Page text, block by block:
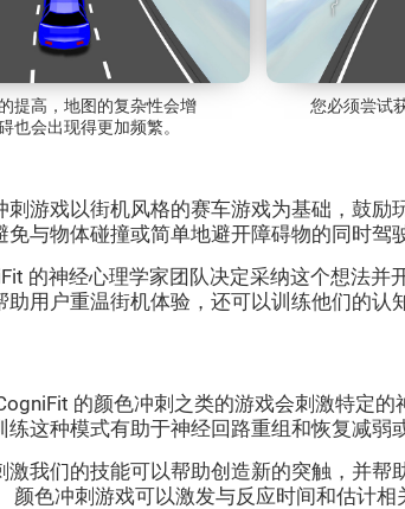
提高，地图的复杂性会增
也会出现得更加频繁。
您必须尝试
刺游戏以街机风格的赛车游戏为基础，鼓励
免与物体碰撞或简单地避开障碍物的同时驾
的神经心理学家团队决定采纳这个想法并
助用户重温街机体验，还可以训练他们的认
的颜色冲刺之类的游戏会刺激特定的
练这种模式有助于神经回路重组和恢复减弱
激我们的技能可以帮助创造新的突触，并帮
颜色冲刺游戏可以激发与反应时间和估计相